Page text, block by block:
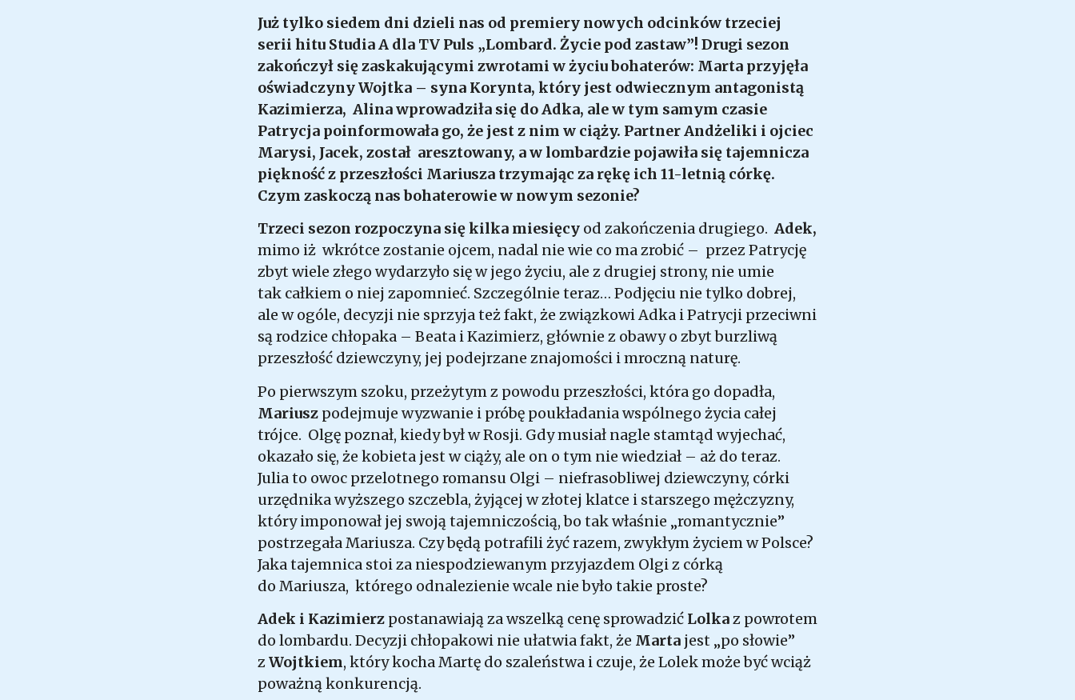
Już tylko siedem dni dzieli nas od premiery nowych odcinków trzeciej
serii hitu Studia A dla TV Puls „Lombard. Życie pod zastaw”! Drugi sezon
zakończył się zaskakującymi zwrotami w życiu bohaterów: Marta przyjęła
oświadczyny Wojtka – syna Korynta, który jest odwiecznym antagonistą
Kazimierza, Alina wprowadziła się do Adka, ale w tym samym czasie
Patrycja poinformowała go, że jest z nim w ciąży. Partner Andżeliki i ojciec
Marysi, Jacek, został aresztowany, a w lombardzie pojawiła się tajemnicza
piękność z przeszłości Mariusza trzymając za rękę ich 11-letnią córkę.
Czym zaskoczą nas bohaterowie w nowym sezonie?
Trzeci sezon rozpoczyna się kilka miesięcy od zakończenia drugiego. Adek,
mimo iż wkrótce zostanie ojcem, nadal nie wie co ma zrobić – przez Patrycję
zbyt wiele złego wydarzyło się w jego życiu, ale z drugiej strony, nie umie
tak całkiem o niej zapomnieć. Szczególnie teraz… Podjęciu nie tylko dobrej,
ale w ogóle, decyzji nie sprzyja też fakt, że związkowi Adka i Patrycji przeciwni
są rodzice chłopaka – Beata i Kazimierz, głównie z obawy o zbyt burzliwą
przeszłość dziewczyny, jej podejrzane znajomości i mroczną naturę.
Po pierwszym szoku, przeżytym z powodu przeszłości, która go dopadła,
Mariusz podejmuje wyzwanie i próbę poukładania wspólnego życia całej
trójce. Olgę poznał, kiedy był w Rosji. Gdy musiał nagle stamtąd wyjechać,
okazało się, że kobieta jest w ciąży, ale on o tym nie wiedział – aż do teraz.
Julia to owoc przelotnego romansu Olgi – niefrasobliwej dziewczyny, córki
urzędnika wyższego szczebla, żyjącej w złotej klatce i starszego mężczyzny,
który imponował jej swoją tajemniczością, bo tak właśnie „romantycznie”
postrzegała Mariusza. Czy będą potrafili żyć razem, zwykłym życiem w Polsce?
Jaka tajemnica stoi za niespodziewanym przyjazdem Olgi z córką
do Mariusza, którego odnalezienie wcale nie było takie proste?
Adek i Kazimierz postanawiają za wszelką cenę sprowadzić Lolkaz powrotem
do lombardu. Decyzji chłopakowi nie ułatwia fakt, że Marta jest „po słowie”
zWojtkiem, który kocha Martę do szaleństwa i czuje, że Lolek może być wciąż
poważną konkurencją.